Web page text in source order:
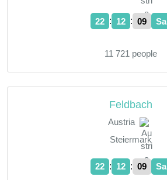
22 : 12 : 10 Sa
11 721 people
Feldbach
Austria
Steiermark
22 : 12 : 10 Sa